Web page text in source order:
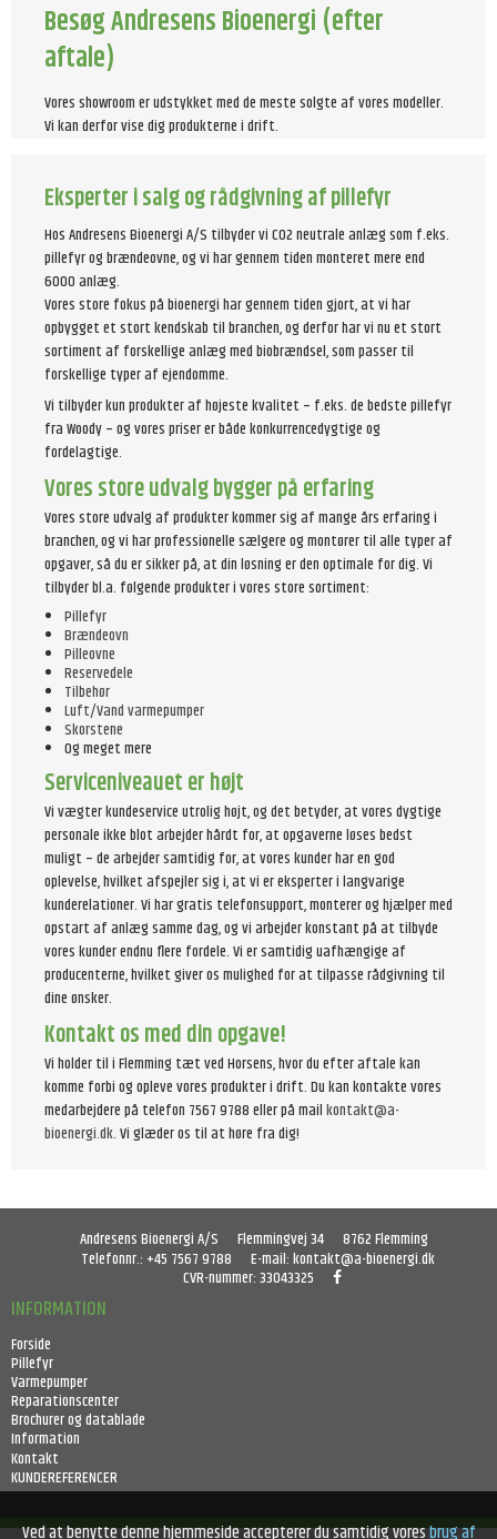
Besøg Andresens Bioenergi (efter
aftale)
Vores showroom er udstykket med de meste solgte af vores modeller.
Vi kan derfor vise dig produkterne i drift.
Eksperter i salg og rådgivning af pillefyr
Hos Andresens Bioenergi A/S tilbyder vi CO2 neutrale anlæg som f.eks.
pillefyr og brændeovne, og vi har gennem tiden monteret mere end
6000 anlæg.
Vores store fokus på bioenergi har gennem tiden gjort, at vi har
opbygget et stort kendskab til branchen, og derfor har vi nu et stort
sortiment af forskellige anlæg med biobrændsel, som passer til
forskellige typer af ejendomme.
Vi tilbyder kun produkter af højeste kvalitet – f.eks. de bedste pillefyr
fra Woody – og vores priser er både konkurrencedygtige og
fordelagtige.
Vores store udvalg bygger på erfaring
Vores store udvalg af produkter kommer sig af mange års erfaring i
branchen, og vi har professionelle sælgere og montører til alle typer af
opgaver, så du er sikker på, at din løsning er den optimale for dig. Vi
tilbyder bl.a. følgende produkter i vores store sortiment:
Pillefyr
Brændeovn
Pilleovne
Reservedele
Tilbehør
Luft/Vand varmepumper
Skorstene
Og meget mere
Serviceniveauet er højt
Vi vægter kundeservice utrolig højt, og det betyder, at vores dygtige
personale ikke blot arbejder hårdt for, at opgaverne løses bedst
muligt – de arbejder samtidig for, at vores kunder har en god
oplevelse, hvilket afspejler sig i, at vi er eksperter i langvarige
kunderelationer. Vi har gratis telefonsupport, monterer og hjælper med
opstart af anlæg samme dag, og vi arbejder konstant på at tilbyde
vores kunder endnu flere fordele. Vi er samtidig uafhængige af
producenterne, hvilket giver os mulighed for at tilpasse rådgivning til
dine ønsker.
Kontakt os med din opgave!
Vi holder til i Flemming tæt ved Horsens, hvor du efter aftale kan
komme forbi og opleve vores produkter i drift. Du kan kontakte vores
medarbejdere på telefon 7567 9788 eller på mailkontakt@a-
bioenergi.dk. Vi glæder os til at høre fra dig!
Andresens Bioenergi A/S Flemmingvej 34 8762 Flemming
Telefonnr.: +45 7567 9788 E-mail:kontakt@a-bioenergi.dk
CVR-nummer:33043325
INFORMATION
Forside
Pillefyr
Varmepumper
Reparationscenter
Brochurer og datablade
Information
Kontakt
KUNDEREFERENCER
Ved at benytte denne hjemmeside accepterer du samtidig voresbrug af